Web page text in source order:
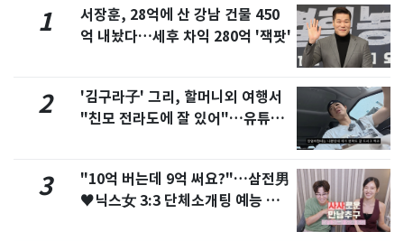
1
서장훈, 28억에 산 강남 건물 450
억 내놨다…세후 차익 280억 '잭팟'
2
'김구라子' 그리, 할머니외 여행서
"친모 전라도에 잘 있어"…유튜브
3
"10억 버는데 9억 써요?"…삼전男
♥닉스女 3:3 단체소개팅 예능 화